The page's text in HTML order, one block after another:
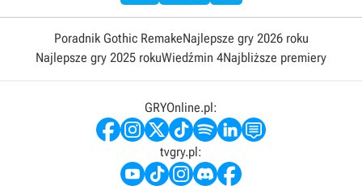
Poradnik Gothic RemakeNajlepsze gry 2026 roku
Najlepsze gry 2025 rokuWiedźmin 4Najbliższe premiery
GRYOnline.pl:
tvgry.pl: